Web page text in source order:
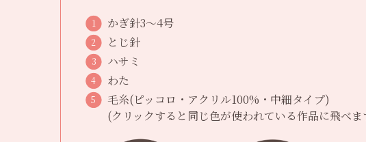
かぎ針3〜4号
とじ針
ハサミ
わた
毛糸(ピッコロ・アクリル100%・中細タイプ)
(クリックすると同じ色が使われている作品に飛べま